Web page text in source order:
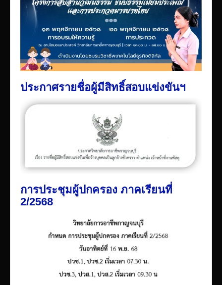
ประกาศรายชื่อผู้มีสิทธิ์สอบแข่งขันฯ
การประชุมผู้ปกครอง ภาคเรียนที่
2/2568